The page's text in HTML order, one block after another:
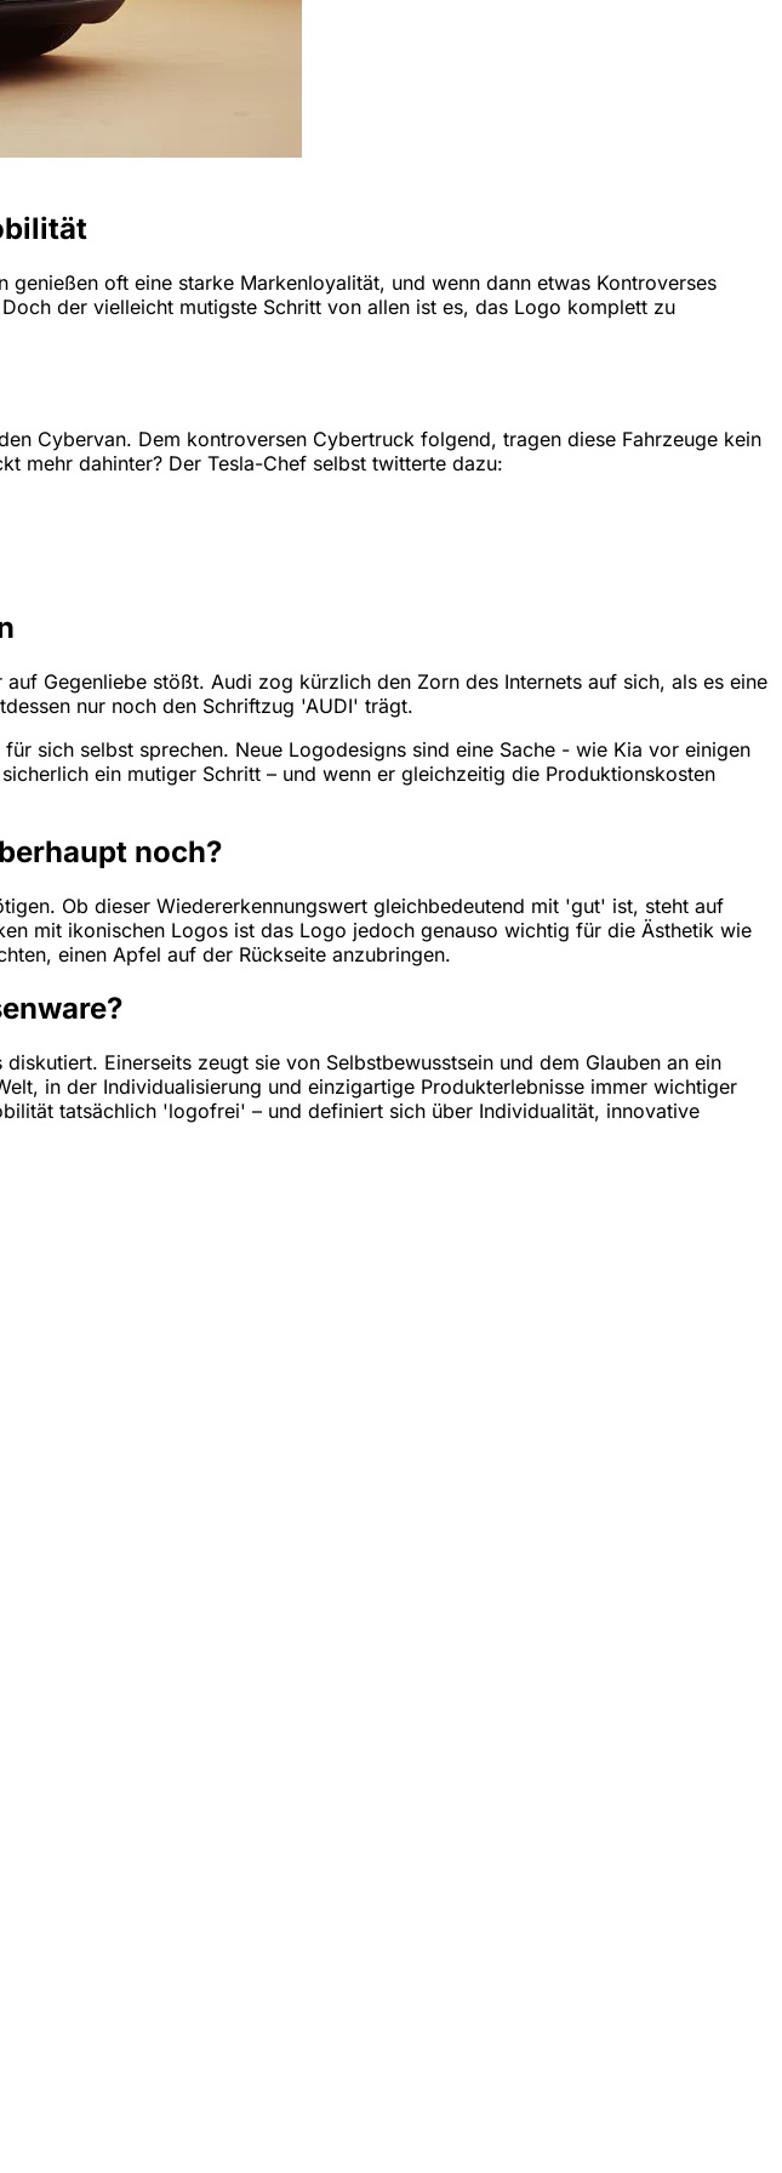
oft eine starke Markenloyalität, und wenn dann etwas Kontroverses
der vielleicht mutigste Schritt von allen ist es, das Logo komplett zu
Cybervan. Dem kontroversen Cybertruck folgend, tragen diese Fahrzeuge kein
mehr dahinter? Der Tesla-Chef selbst twitterte dazu:
Gegenliebe stößt. Audi zog kürzlich den Zorn des Internets auf sich, als es eine
nur noch den Schriftzug 'AUDI' trägt.
sich selbst sprechen. Neue Logodesigns sind eine Sache - wie Kia vor einigen
ein mutiger Schritt – und wenn er gleichzeitig die Produktionskosten
noch?
Ob dieser Wiedererkennungswert gleichbedeutend mit 'gut' ist, steht auf
mit ikonischen Logos ist das Logo jedoch genauso wichtig für die Ästhetik wie
einen Apfel auf der Rückseite anzubringen.
Einerseits zeugt sie von Selbstbewusstsein und dem Glauben an ein
in der Individualisierung und einzigartige Produkterlebnisse immer wichtiger
tatsächlich 'logofrei' – und definiert sich über Individualität, innovative